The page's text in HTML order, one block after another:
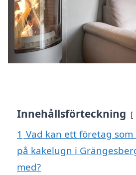
Innehållsförteckning
1 Vad kan ett företag
på kakelugn i
med?